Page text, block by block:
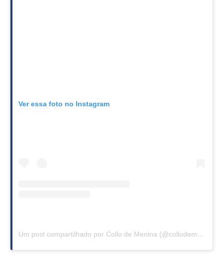
Ver essa foto no Instagram
Um post compartilhado por Collo de Menina (@collodemenina)